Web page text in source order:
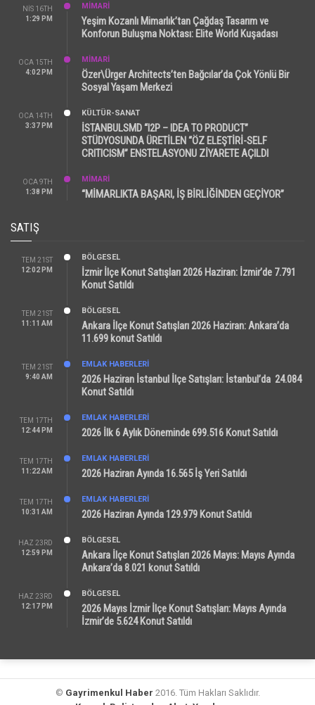
NIS 16TH
1:29 PM
MİMARİ
Yeşim Kozanlı Mimarlık’tan Çağdaş Tasarım ve
Konforun Buluşma Noktası: Elite World Kuşadası
OCA 15TH
4:02 PM
MİMARİ
Özer\Ürger Architects’ten Bağcılar’da Çok Yönlü Bir
Sosyal Yaşam Merkezi
OCA 14TH
3:37 PM
KÜLTÜR-SANAT
İSTANBULSMD “I2P – IDEA TO PRODUCT”
STÜDYOSUNDA ÜRETİLEN “ÖZ ELEŞTİRİ-SELF
CRITICISM” ENSTELASYONU ZİYARETE AÇILDI
OCA 9TH
1:38 PM
MİMARİ
“MİMARLIKTA BAŞARI, İŞ BİRLİĞİNDEN GEÇİYOR”
SATIŞ
TEM 21ST
12:02 PM
BÖLGESEL
İzmir İlçe Konut Satışları 2026 Haziran: İzmir’de 7.791
Konut Satıldı
TEM 21ST
11:11 AM
BÖLGESEL
Ankara İlçe Konut Satışları 2026 Haziran: Ankara’da
11.699 konut Satıldı
TEM 21ST
9:40 AM
EMLAK HABERLERI
2026 Haziran İstanbul İlçe Satışları: İstanbul’da 24.084
Konut Satıldı
TEM 17TH
12:44 PM
EMLAK HABERLERI
2026 İlk 6 Aylık Döneminde 699.516 Konut Satıldı
TEM 17TH
11:22 AM
EMLAK HABERLERI
2026 Haziran Ayında 16.565 İş Yeri Satıldı
TEM 17TH
10:31 AM
EMLAK HABERLERI
2026 Haziran Ayında 129.979 Konut Satıldı
HAZ 23RD
12:59 PM
BÖLGESEL
Ankara İlçe Konut Satışları 2026 Mayıs: Mayıs Ayında
Ankara’da 8.021 konut Satıldı
HAZ 23RD
12:17 PM
BÖLGESEL
2026 Mayıs İzmir İlçe Konut Satışları: Mayıs Ayında
İzmir’de 5.624 Konut Satıldı
© Gayrimenkul Haber 2016. Tüm Hakları Saklıdır.